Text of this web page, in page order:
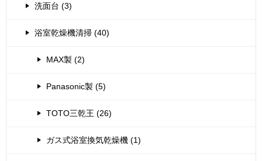
洗面台 (3)
浴室乾燥機清掃 (40)
MAX製 (2)
Panasonic製 (5)
TOTO三乾王 (26)
ガス式浴室換気乾燥機 (1)